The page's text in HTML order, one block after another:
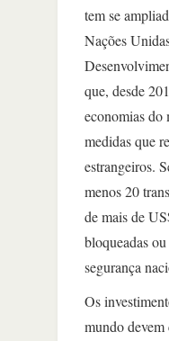
tem se
Nações
que, desde
economias do
medidas que
estrangeiros.
menos 20
de mais de
bloqueadas
segurança
Os
mundo